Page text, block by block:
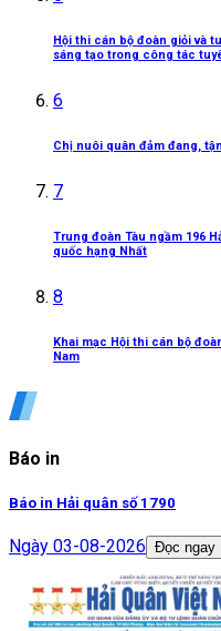
Hội thi cán bộ đoàn giỏi và
sáng tạo trong công tác
6
Chị nuôi quân đảm đang,
7
Trung đoàn Tàu ngầm 196
quốc hạng Nhất
8
Khai mạc Hội thi cán bộ
Nam
Báo in
Báo in Hải quân số 1790
Ngày 03-08-2026 Đọc ngay